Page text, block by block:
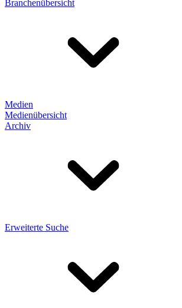
Branchenübersicht
Medien
Medienübersicht
Archiv
Erweiterte Suche